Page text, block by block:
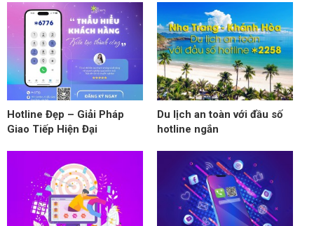
Hotline Đẹp – Giải Pháp
Giao Tiếp Hiện Đại
Du lịch an toàn với đầu số
hotline ngắn